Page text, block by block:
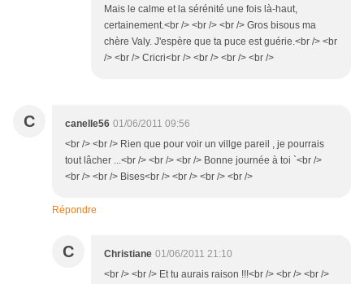
Mais le calme et la sérénité une fois là-haut,
certainement.<br /> <br /> <br /> Gros bisous ma
chère Valy. J'espère que ta puce est guérie.<br /> <br
/> <br /> Cricri<br /> <br /> <br /> <br />
C canelle56 01/06/2011 09:56
<br /> <br /> Rien que pour voir un villge pareil , je pourrais
tout lâcher ...<br /> <br /> <br /> Bonne journée à toi `<br />
<br /> <br /> Bises<br /> <br /> <br /> <br />
Répondre
C Christiane 01/06/2011 21:10
<br /> <br /> Et tu aurais raison !!!<br /> <br /> <br />